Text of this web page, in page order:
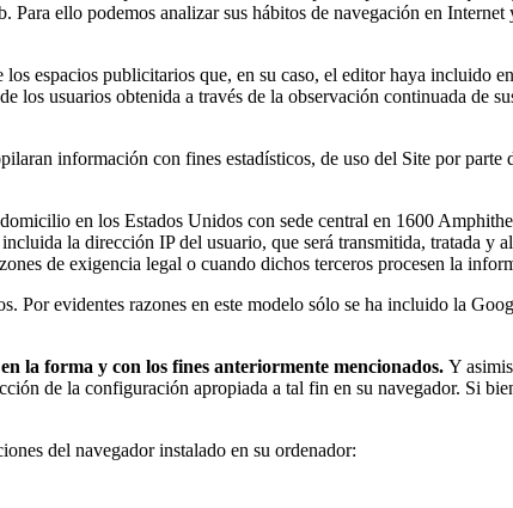
ello podemos analizar sus hábitos de navegación en Internet
espacios publicitarios que, en su caso, el editor haya incluido
usuarios obtenida a través de la observación continuada de
información con fines estadísticos, de uso del Site por parte
en los Estados Unidos con sede central en 1600
la dirección IP del usuario, que será transmitida, tratada y
de exigencia legal o cuando dichos terceros procesen la
Por evidentes razones en este modelo sólo se ha incluido la
la forma y con los fines anteriormente mencionados. Y
de la configuración apropiada a tal fin en su navegador. Si
del navegador instalado en su ordenador: